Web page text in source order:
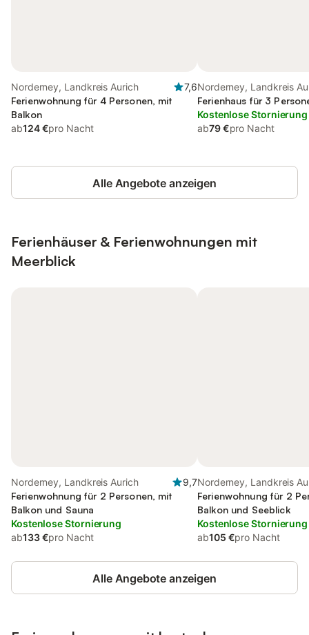
Norderney, Landkreis Aurich
7,6
Ferienwohnung für 4 Personen, mit
Balkon
ab124 €pro Nacht
Norderney, Landkreis
Ferienhaus für 3
Kostenlose Stornierung
ab79 €pro Nacht
Alle Angebote anzeigen
Ferienhäuser & Ferienwohnungen mit
Meerblick
Norderney, Landkreis Aurich
9,7
Ferienwohnung für 2 Personen, mit
Balkon und Sauna
Kostenlose Stornierung
ab133 €pro Nacht
Norderney, Landkreis
Ferienwohnung für 2
Balkon und Seeblick
Kostenlose Stornierung
ab105 €pro Nacht
Alle Angebote anzeigen